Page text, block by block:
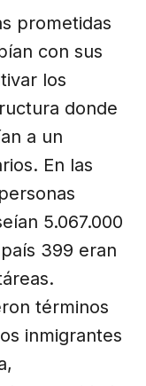
prometidas
con sus
los
donde
a un
En las
5.067.000
399 eran
términos
inmigrantes